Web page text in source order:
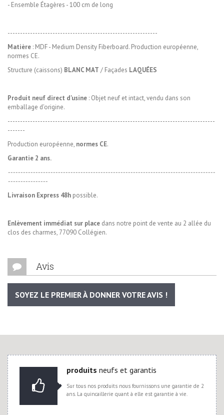
- Ensemble Étagères - 100 cm de long
------------------------------------------------------------
Matière : MDF - Medium Density Fiberboard. Production européenne,
normes CE.
Structure (caissons) BLANC MAT / Façades LAQUÉES
Produit neuf direct d'usine : Objet neuf et intact, vendu dans son
emballage d'origine.
-----------------------------------------------------------------------------------
-------
Production européenne, normes CE.
Garantie 2 ans.
-----------------------------------------------------------------------------------
----------------
Livraison Express 48h possible.
Enlèvement immédiat sur place dans notre point de vente au 2 allée du
clos des charmes, 77090 Collégien.
Avis
SOYEZ LE PREMIER À DONNER VOTRE AVIS !
produits neufs et garantis
Sur tous nos produits nous fournissons une garantie de 2
ans. La quincaillerie quant à elle est garantie à vie.